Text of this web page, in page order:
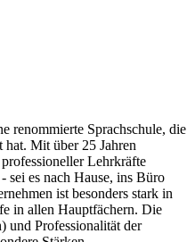
renommierte Sprachschule, die
Mit über 25 Jahren
Lehrkräfte
es nach Hause, ins Büro
ist besonders stark in
in allen Hauptfächern. Die
und Professionalität der